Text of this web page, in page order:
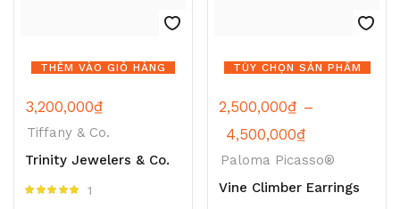
THÊM VÀO GIỎ HÀNG
3,200,000₫
Tiffany & Co.
Trinity Jewelers & Co.
1
TÙY CHỌN SẢN PHẨM
2,500,000₫ –
4,500,000₫
Paloma Picasso®
Vine Climber Earrings